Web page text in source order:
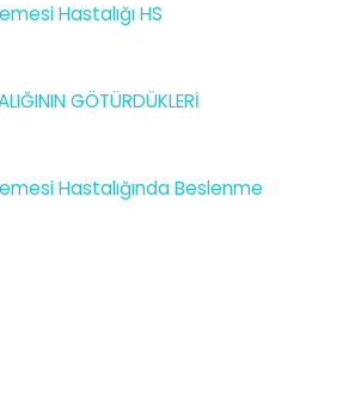
Hastalığı HS
GÖTÜRDÜKLERİ
Hastalığında Beslenme